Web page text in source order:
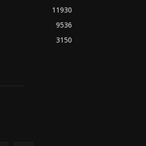
11930
9536
3150